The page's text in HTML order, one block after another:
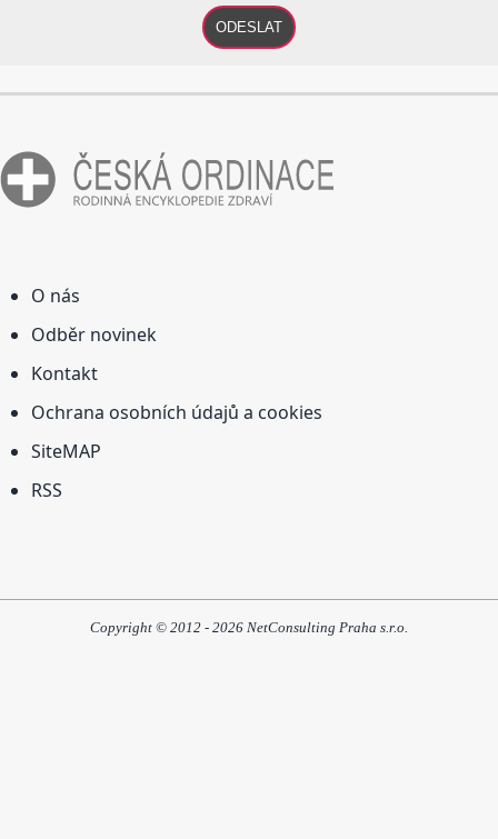
ODESLAT
O nás
Odběr novinek
Kontakt
Ochrana osobních údajů a cookies
SiteMAP
RSS
Copyright © 2012 - 2026 NetConsulting Praha s.r.o.